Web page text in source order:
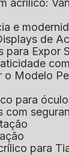
acrílico:
e
Displays de
para Expor
o Modelo
para
com
para